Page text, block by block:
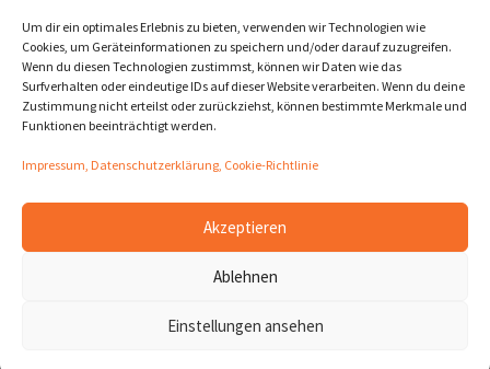
Um dir ein optimales Erlebnis zu bieten, verwenden wir Technologien wie
Cookies, um Geräteinformationen zu speichern und/oder darauf zuzugreifen.
Wenn du diesen Technologien zustimmst, können wir Daten wie das
Surfverhalten oder eindeutige IDs auf dieser Website verarbeiten. Wenn du deine
Zustimmung nicht erteilst oder zurückziehst, können bestimmte Merkmale und
Funktionen beeinträchtigt werden.
Impressum, Datenschutzerklärung, Cookie-Richtlinie
Akzeptieren
Ablehnen
Einstellungen ansehen
Diese Website ist als Teil des Projektes "Wachsen lassen
- Raum geben" entstanden.>>>
© 2026LernOrtVerbund– Alle Rechte vorbehalten
– Entworfen mit dem